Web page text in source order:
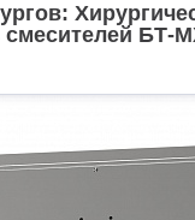
смесителей БТ-